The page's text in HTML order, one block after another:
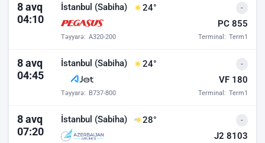
8 avq
04:10
İstanbul (Sabiha)
24°
PC 855
Təyyarə: A320-200 Terminal: Term1
-
8 avq
04:45
İstanbul (Sabiha)
24°
VF 180
Təyyarə: B737-800 Terminal: Term1
-
8 avq
07:20
İstanbul (Sabiha)
28°
J2 8103
-